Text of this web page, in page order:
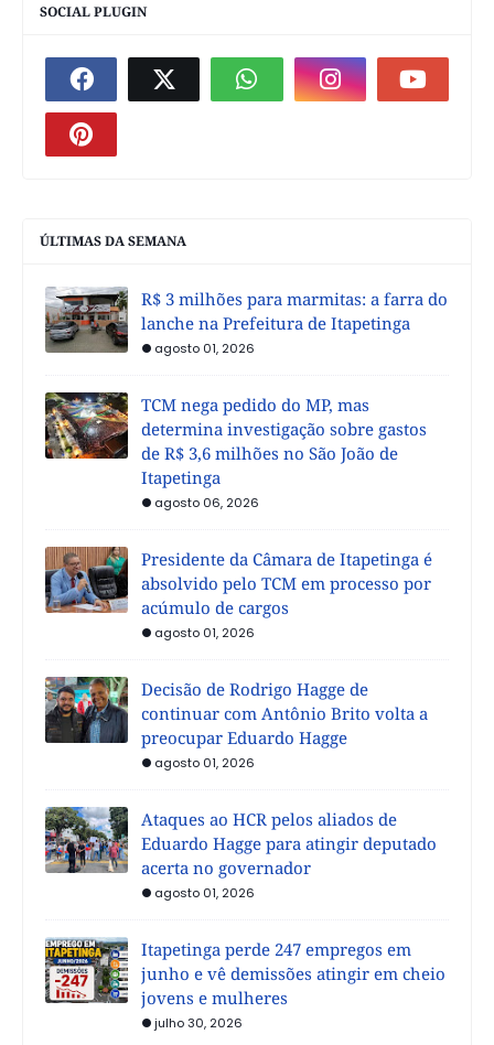
SOCIAL PLUGIN
ÚLTIMAS DA SEMANA
R$ 3 milhões para marmitas: a farra do
lanche na Prefeitura de Itapetinga
agosto 01, 2026
TCM nega pedido do MP, mas
determina investigação sobre gastos
de R$ 3,6 milhões no São João de
Itapetinga
agosto 06, 2026
Presidente da Câmara de Itapetinga é
absolvido pelo TCM em processo por
acúmulo de cargos
agosto 01, 2026
Decisão de Rodrigo Hagge de
continuar com Antônio Brito volta a
preocupar Eduardo Hagge
agosto 01, 2026
Ataques ao HCR pelos aliados de
Eduardo Hagge para atingir deputado
acerta no governador
agosto 01, 2026
Itapetinga perde 247 empregos em
junho e vê demissões atingir em cheio
jovens e mulheres
julho 30, 2026